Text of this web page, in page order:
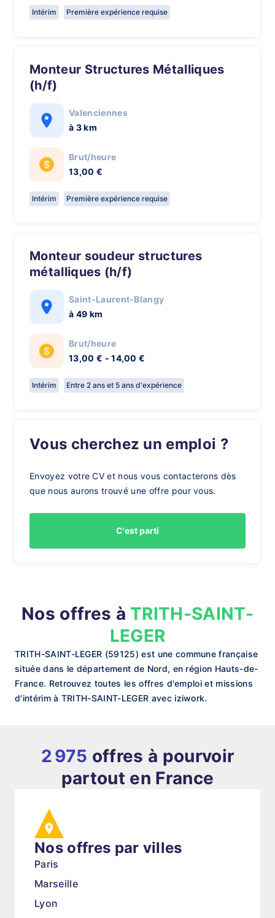
Intérim Première expérience requise
Monteur Structures Métalliques
(h/f)
Valenciennes
à 3 km
Brut/heure
13,00 €
Intérim Première expérience requise
Monteur soudeur structures
métalliques (h/f)
Saint-Laurent-Blangy
à 49 km
Brut/heure
13,00 € - 14,00 €
Intérim Entre 2 ans et 5 ans d'expérience
Vous cherchez un emploi ?
Envoyez votre CV et nous vous contacterons dès
que nous aurons trouvé une offre pour vous.
C'est parti
Nos offres à TRITH-SAINT-
LEGER
TRITH-SAINT-LEGER (59125) est une commune française
située dans le département de Nord, en région Hauts-de-
France. Retrouvez toutes les offres d'emploi et missions
d'intérim à TRITH-SAINT-LEGER avec iziwork.
2 975 offres à pourvoir
partout en France
Nos offres par villes
Paris
Marseille
Lyon